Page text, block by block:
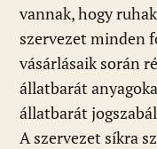
vannak, hogy
szervezet minden
vásárlásaik során
állatbarát
állatbarát
A szervezet síkra